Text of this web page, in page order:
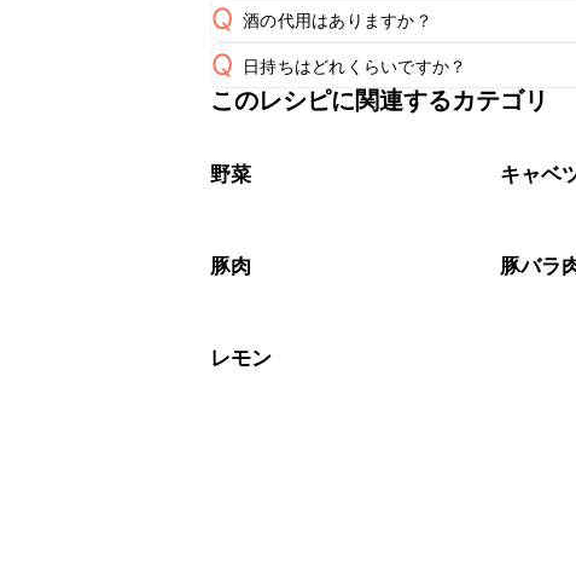
A
Q 酒の代用はありますか？
A
Q 日持ちはどれくらいですか？
保存期間は冷蔵で翌日中が目安です。な
※日持ちは目安です。
このレシピに関連するカテゴリ
野菜 キャベ
豚肉 豚バラ
レモン